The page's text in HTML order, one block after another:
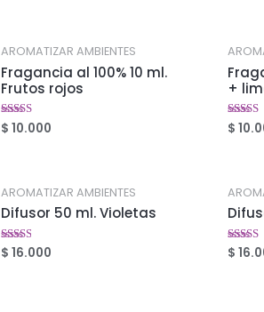
AROMATIZAR AMBIENTES
Fragancia al 100% 10 ml.
Frutos rojos
Valorado
en
$ 10.000
+
en
$
AROMATIZAR AMBIENTES
Difusor 50 ml. Violetas
Valorado
en
$ 16.000
en
$